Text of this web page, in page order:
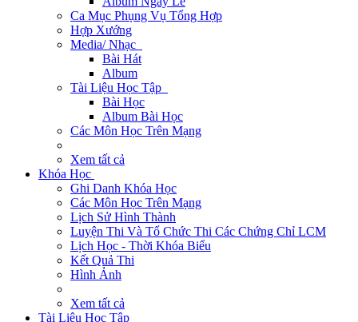
Ca Mục Phụng Vụ Tổng Hợp
Hợp Xướng
Media/ Nhạc
Bài Hát
Album
Tài Liệu Học Tập
Bài Học
Album Bài Học
Các Môn Học Trên Mạng
Xem tất cả
Khóa Học
Ghi Danh Khóa Học
Các Môn Học Trên Mạng
Lịch Sử Hình Thành
Luyện Thi Và Tổ Chức Thi Các Chứng Chỉ LCM
Lịch Học - Thời Khóa Biểu
Kết Quả Thi
Hình Ảnh
Xem tất cả
Tài Liệu Học Tập